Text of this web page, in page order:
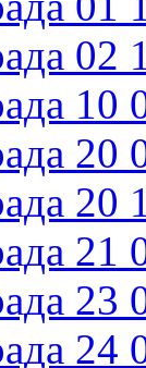
02
10
20
20
21
23
24